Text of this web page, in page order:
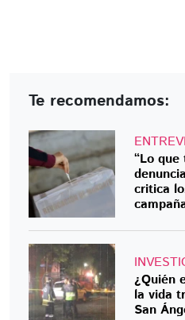
Te recomendamos:
“Lo
critica
¿Quién
la vida
San